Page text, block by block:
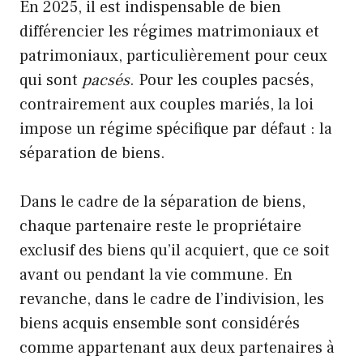
En 2025, il est indispensable de bien
différencier les régimes matrimoniaux et
patrimoniaux, particulièrement pour ceux
qui sont pacsés. Pour les couples pacsés,
contrairement aux couples mariés, la loi
impose un régime spécifique par défaut : la
séparation de biens.
Dans le cadre de la séparation de biens,
chaque partenaire reste le propriétaire
exclusif des biens qu’il acquiert, que ce soit
avant ou pendant la vie commune. En
revanche, dans le cadre de l’indivision, les
biens acquis ensemble sont considérés
comme appartenant aux deux partenaires à